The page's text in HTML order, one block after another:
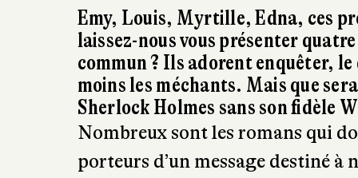
Emy, Louis, Myrtille, Edna, ces
laissez-nous vous présenter
commun ? Ils adorent enquêter,
moins les méchants. Mais que
Sherlock Holmes sans son fidèle
Nombreux sont les romans qui
porteurs d’un message destiné